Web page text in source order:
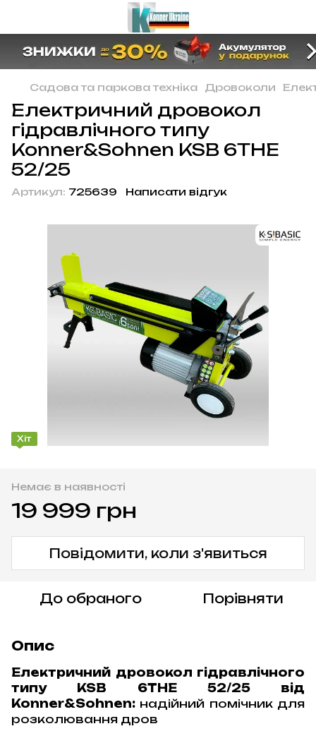
Садова та паркова техніка Дровоколи
Електричний дровокол
гідравлічного типу
Konner&Sohnen KSB 6THE
52/25
Артикул: 725639 Написати відгук
Хіт
Немає в наявності
19 999 грн
Повідомити, коли з'явиться
До обраного Порівняти
Опис
Електричний дровокол гідравлічного
типу KSB 6THE 52/25 від
Konner&Sohnen: надійний помічник для
розколювання дров